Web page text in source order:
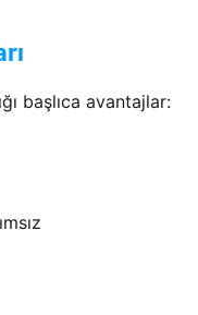
başlıca avantajlar: